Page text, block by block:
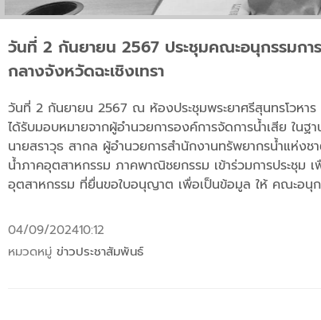
วันที่ 2 กันยายน 2567 ประชุมคณะอนุกรรมกา
กลางจังหวัดฉะเชิงเทรา
วันที่ 2 กันยายน 2567 ณ ห้องประชุมพระยาศรีสุนทรโวหาร
ได้รับมอบหมายจากผู้อำนวยการองค์การจัดการน้ำเสีย ในฐ
นายสราวุธ สากล ผู้อำนวยการสำนักงานทรัพยากรน้ำแห่ง
น้ำภาคอุตสาหกรรม ภาคพาณิชยกรรม เข้าร่วมการประชุม
อุตสาหกรรม ที่ยื่นขอใบอนุญาต เพื่อเป็นข้อมูล ให้ คณะอนุก
04/09/202410:12
หมวดหมู่ ข่าวประชาสัมพันธ์